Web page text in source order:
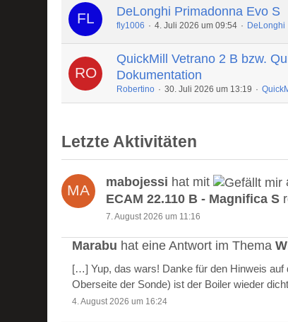
DeLonghi Primadonna Evo S
fly1006 4. Juli 2026 um 09:54 DeLonghi
QuickMill Vetrano 2 B bzw.
Dokumentation
Robertino 30. Juli 2026 um 13:19
Letzte Aktivitäten
mabojessi hat mit
ECAM 22.110 B - Magnifica S
7. August 2026 um 11:16
Marabu hat eine Antwort im Thema
[…] Yup, das wars! Danke für den Hinweis auf
Oberseite der Sonde) ist der Boiler wieder
4. August 2026 um 16:24